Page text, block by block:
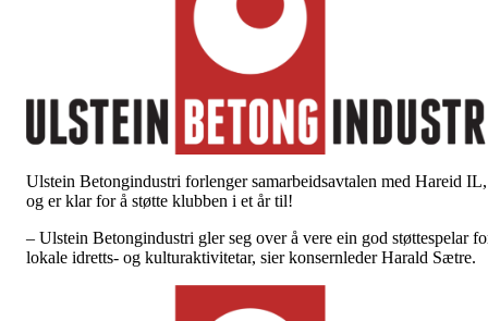
Ulstein Betongindustri forlenger samarbeidsavtalen med Hareid IL,
og er klar for å støtte klubben i et år til!
– Ulstein Betongindustri gler seg over å vere ein god støttespelar
lokale idretts- og kulturaktivitetar, sier konsernleder Harald Sætre.